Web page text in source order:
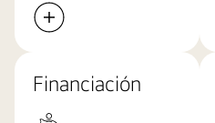
Financiación